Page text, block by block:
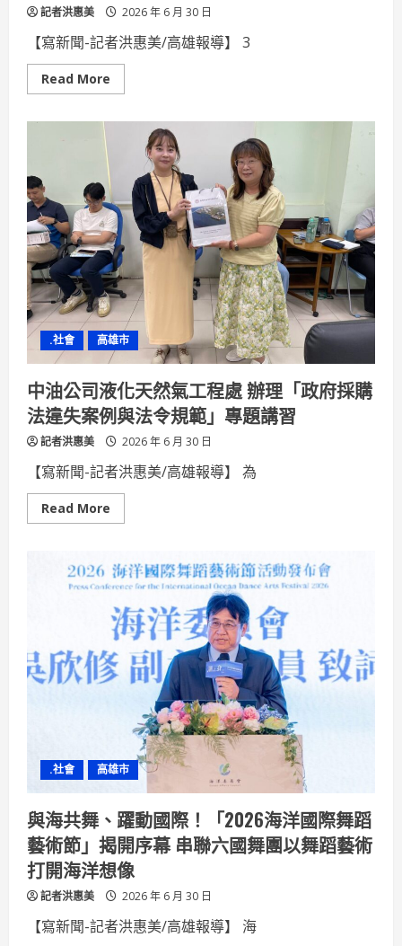
月
揉
合
大
與
鳥
9
折
開
放
預
購
記者洪惠美 2026 年 6 月 30 日
【寫新聞-記者洪惠美/高雄報導】 3
Read More
more
褲
尿
布
成
細
菌
溫
床
小
兒
包
莖
炎
病
例
多
2
成
.社會 高雄市
中油公司液化天然氣工程處 辦理「政府採購
法違失案例與法令規範」專題講習
記者洪惠美 2026 年 6 月 30 日
【寫新聞-記者洪惠美/高雄報導】 為
Read More
more
公
司
液
化
天
然
氣
工
程
處
購
法
違
失
案
例
與
法
令
規
範」
專
講
習
.社會 高雄市
與海共舞、躍動國際！「2026海洋國際舞蹈
藝術節」揭開序幕 串聯六國舞團以舞蹈藝術
打開海洋想像
記者洪惠美 2026 年 6 月 30 日
【寫新聞-記者洪惠美/高雄報導】 海